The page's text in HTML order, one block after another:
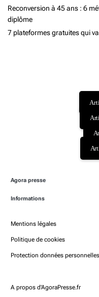
Reconversion à 45 ans : 6
diplôme
7 plateformes gratuites qui
Agora presse
Informations
Mentions légales
Politique de cookies
Protection données personnelles
A propos d'AgoraPresse.fr